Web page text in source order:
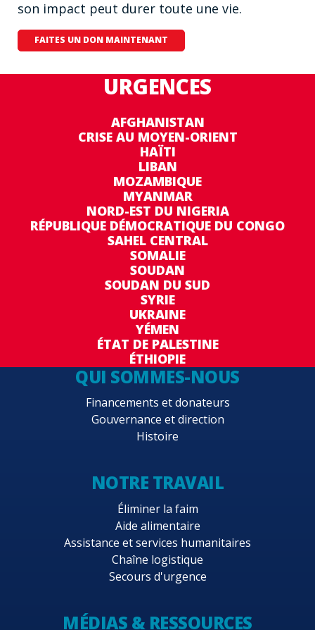
son impact peut durer toute une vie.
FAITES UN DON MAINTENANT
URGENCES
AFGHANISTAN
CRISE AU MOYEN-ORIENT
HAÏTI
LIBAN
MOZAMBIQUE
MYANMAR
NORD-EST DU NIGERIA
RÉPUBLIQUE DÉMOCRATIQUE DU CONGO
SAHEL CENTRAL
SOMALIE
SOUDAN
SOUDAN DU SUD
SYRIE
UKRAINE
YÉMEN
ÉTAT DE PALESTINE
ÉTHIOPIE
QUI SOMMES-NOUS
Financements et donateurs
Gouvernance et direction
Histoire
NOTRE TRAVAIL
Éliminer la faim
Aide alimentaire
Assistance et services humanitaires
Chaîne logistique
Secours d'urgence
MÉDIAS & RESSOURCES